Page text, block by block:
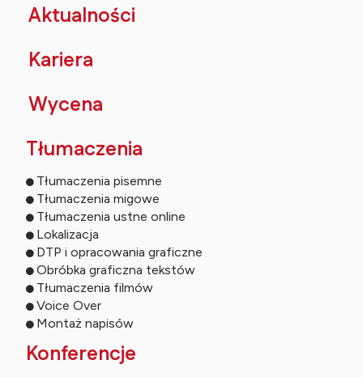
Aktualności
Kariera
Wycena
Tłumaczenia
Tłumaczenia pisemne
Tłumaczenia migowe
Tłumaczenia ustne online
Lokalizacja
DTP i opracowania graficzne
Obróbka graficzna tekstów
Tłumaczenia filmów
Voice Over
Montaż napisów
Konferencje